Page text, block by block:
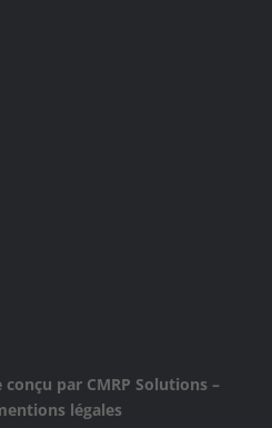
conçu par CMRP Solutions–
légales